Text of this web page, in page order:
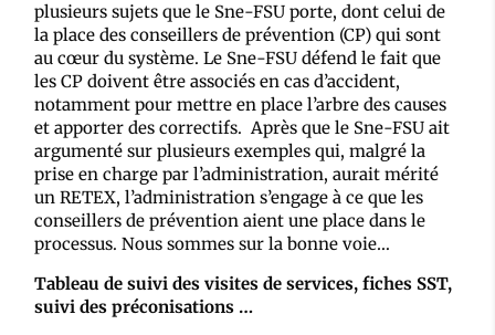
plusieurs sujets que le Sne-FSU porte, dont celui de
la place des conseillers de prévention (CP) qui sont
au cœur du système. Le Sne-FSU défend le fait que
les CP doivent être associés en cas d’accident,
notamment pour mettre en place l’arbre des causes
et apporter des correctifs. Après que le Sne-FSU ait
argumenté sur plusieurs exemples qui, malgré la
prise en charge par l’administration, aurait mérité
un RETEX, l’administration s’engage à ce que les
conseillers de prévention aient une place dans le
processus. Nous sommes sur la bonne voie…
Tableau de suivi des visites de services, fiches SST,
suivi des préconisations …